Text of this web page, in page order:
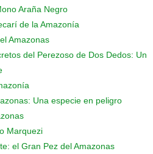
Araña Negro
de la Amazonía
Amazonas
del Perezoso de Dos Dedos: Un
Una especie en peligro
Marquezi
el Gran Pez del Amazonas